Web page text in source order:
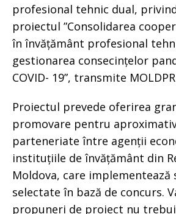
profesional tehnic dual,
proiectul ”Consolidarea
în învățământ profesional
gestionarea consecințelor
COVID- 19”, transmite
Proiectul prevede oferirea
promovare pentru
parteneriate între agenții
instituțiile de învățământ din
Moldova, care implementează
selectate în bază de concurs.
propuneri de proiect nu